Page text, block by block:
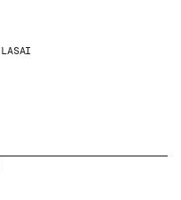
LASAI